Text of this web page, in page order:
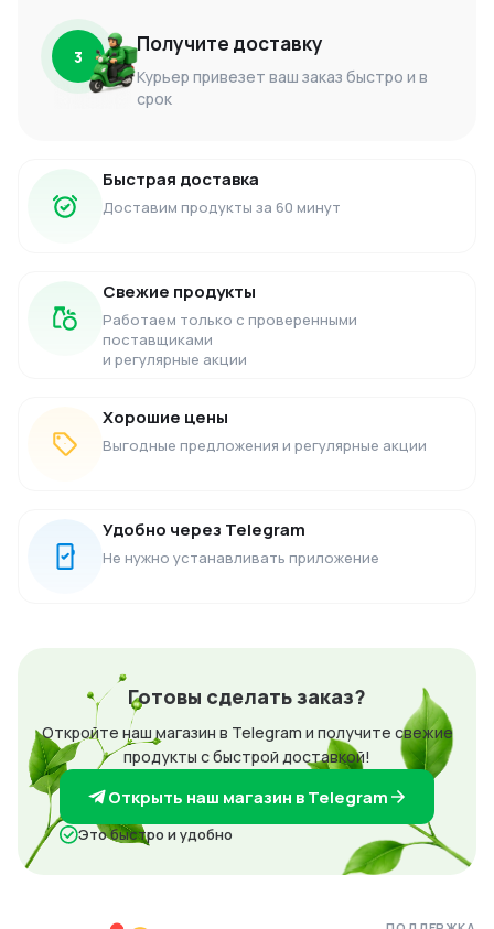
3 Получите доставку
Курьер привезет ваш заказ быстро и в
срок
Быстрая доставка
Доставим продукты за 60 минут
Свежие продукты
Работаем только с проверенными
поставщиками
и регулярные акции
Хорошие цены
Выгодные предложения и регулярные акции
Удобно через Telegram
Не нужно устанавливать приложение
Готовы сделать заказ?
Откройте наш магазин в Telegram и получите свежие
продукты с быстрой доставкой!
Открыть наш магазин в Telegram
Это быстро и удобно